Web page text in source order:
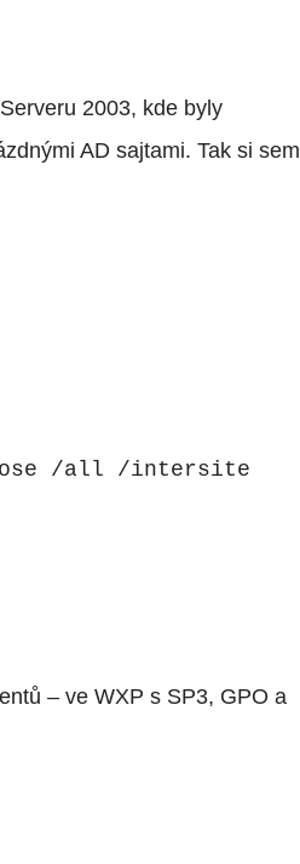
2003, kde byly
AD sajtami. Tak si sem
/all /intersite
– ve WXP s SP3, GPO a